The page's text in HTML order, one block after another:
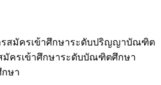
รสมัครเข้าศึกษาระดับปริญญาบัณฑิต
มัครเข้าศึกษาระดับบัณฑิตศึกษา
กษา